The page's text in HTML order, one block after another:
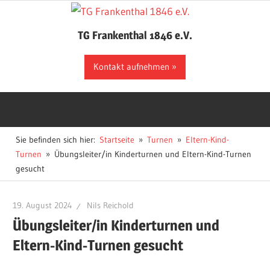
TG Frankenthal 1846 e.V.
Kontakt aufnehmen
Sie befinden sich hier: Startseite Turnen
Eltern-Kind-
Turnen
Übungsleiter/in Kinderturnen und Eltern-Kind-Turnen
gesucht
19. August 2024 Nils Reichold
Übungsleiter/in Kinderturnen und
Eltern-Kind-Turnen gesucht